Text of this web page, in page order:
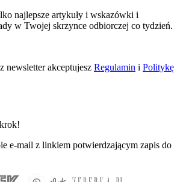
najlepsze artykuły i wskazówki i
w Twojej skrzynce odbiorczej co tydzień.
newsletter akceptujesz Regulamin i Politykę
e-mail z linkiem potwierdzającym zapis do